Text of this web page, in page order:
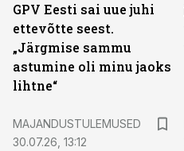
GPV Eesti sai uue juhi
ettevõtte seest.
„Järgmise sammu
astumine oli minu jaoks
lihtne“
MAJANDUSTULEMUSED
30.07.26, 13:12